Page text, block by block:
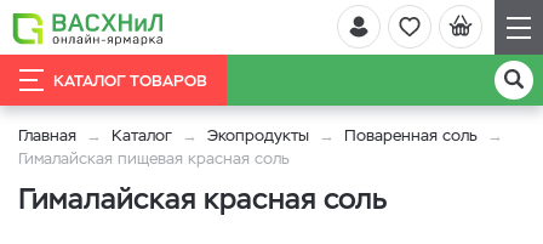
КАТАЛОГ ТОВАРОВ
Главная Каталог Экопродукты
Поваренная соль
Гималайская пищевая красная соль
Гималайская красная соль